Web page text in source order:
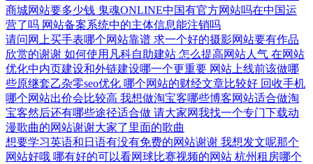
商城网站要多少钱 鬼魂ONLINE中国有官方网站吗在中国运
营了吗 网站备案系统中的主体信息能注销吗
请问网上买手表哪个网站靠谱 求一个好的摄影网站要有作品
欣赏的谢谢 如何使用凡科自助建站 怎么提高网站人气 在网站
优化中内页建设和外链建设哪一个更重要 网站上线前该做哪
些原继套乙杂零seo优化 哪个网站的财经文章比较好 回收手机
哪个网站出价会比较高 我想做淘宝客哪些博客网站适合做淘
宝客然后还有哪些途径适合做 请大家网我找一个专门下载动
漫歌曲的网站谢谢大家了里面的歌曲
想要学习英语和日语有没有免费的网站谢谢 我想发文呢那个
网站好哦 哪有好的可以看网球比赛视频的网站 杭州租房哪个